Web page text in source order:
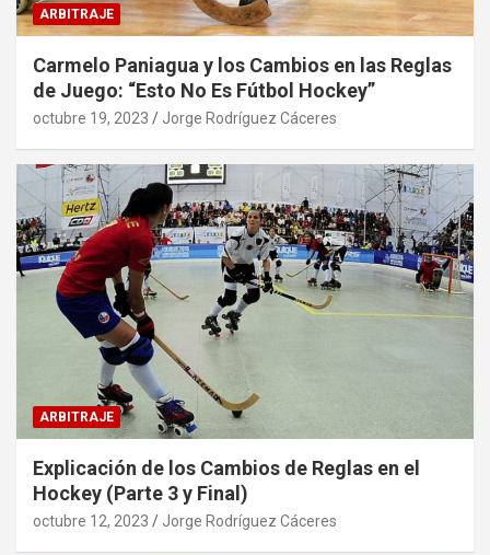
ARBITRAJE
Carmelo Paniagua y los Cambios en las Reglas
de Juego: “Esto No Es Fútbol Hockey”
octubre 19, 2023 Jorge Rodríguez Cáceres
ARBITRAJE
Explicación de los Cambios de Reglas en el
Hockey (Parte 3 y Final)
octubre 12, 2023 Jorge Rodríguez Cáceres